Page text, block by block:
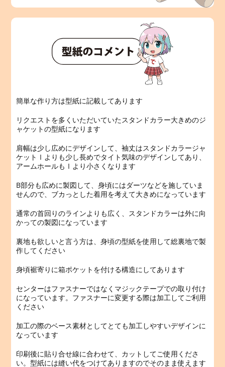
簡単な作り方は型紙に記載してあります
リクエストを多くいただいていたスタンドカラー大きめのジ
ャケットの型紙になります
肩幅は少し広めにデザインして、袖丈はスタンドカラージャ
ケットⅠよりも少し長めでタイト気味のデザインしてあり、
アームホールもⅠより小さくなります
B部分も広めに製図して、身頃にはダーツなどを施していま
せんので、ブカっとした着用を考えて大きめになっています
通常の首回りのラインよりも広く、スタンドカラーは外に向
かっての製図になっています
裏地も欲しいと言う方は、身頃の型紙を使用して総裏地で製
作してください
身頃裾寄りに箱ポケットを付ける構造にしてあります
センターはファスナーではなくマジックテープでの取り付け
になっています。ファスナーに変更する際は加工してご利用
ください
加工の際のベース素材としてとても加工しやすいデザインに
なっています
印刷後に貼り合せ線に合わせて、カットしてご使用くださ
い。型紙には縫い代をつけてありますのでそのまま使えます